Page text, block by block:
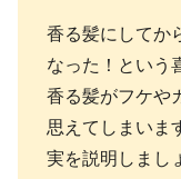
香る髪にしてか
なった！という
香る髪がフケや
思えてしまいま
実を説明しまし